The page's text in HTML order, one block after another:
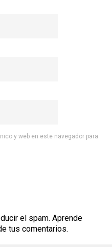
y web en este navegador para
el spam. Aprende
tus comentarios.